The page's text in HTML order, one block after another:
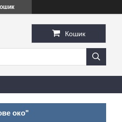
Кошик
око"